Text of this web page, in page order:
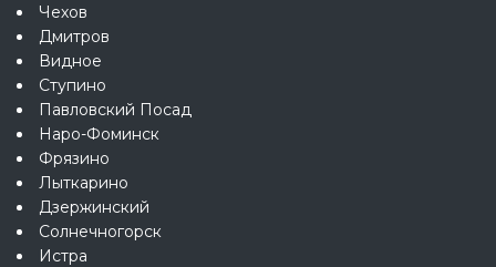
Чехов
Дмитров
Видное
Ступино
Павловский Посад
Наро-Фоминск
Фрязино
Лыткарино
Дзержинский
Солнечногорск
Истра